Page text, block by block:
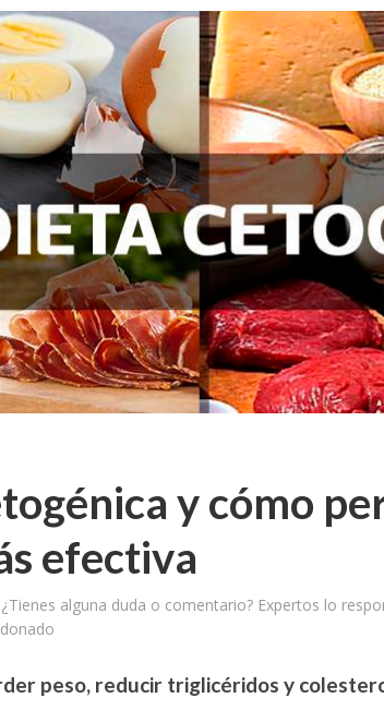
y cómo
efectiva
¿Tienes alguna duda o comentario? Expertos lo
peso, reducir triglicéridos y